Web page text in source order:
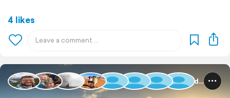
4 likes
Guadeloupe und Dominica